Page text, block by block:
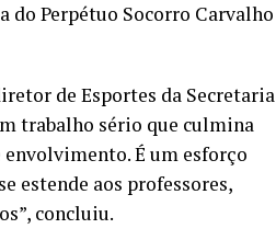
do Perpétuo Socorro Carvalho
de Esportes da Secretaria
trabalho sério que culmina
envolvimento. É um esforço
estende aos professores,
concluiu.